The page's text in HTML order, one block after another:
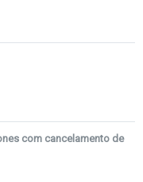
com cancelamento de